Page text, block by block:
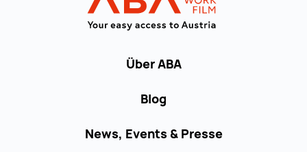
Über ABA
Blog
News, Events & Presse